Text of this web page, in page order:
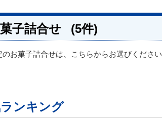
子詰合せ (5件)
のお菓子詰合せは、こちらからお選びください
ンキング